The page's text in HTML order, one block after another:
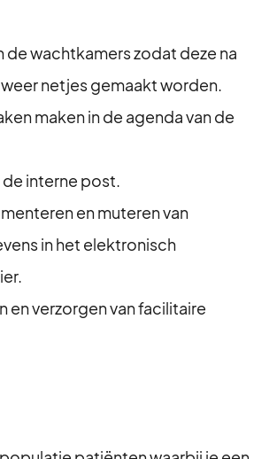
de wachtkamers zodat deze na
netjes gemaakt worden.
maken in de agenda van de
de interne post.
en muteren van
in het elektronisch
en verzorgen van facilitaire